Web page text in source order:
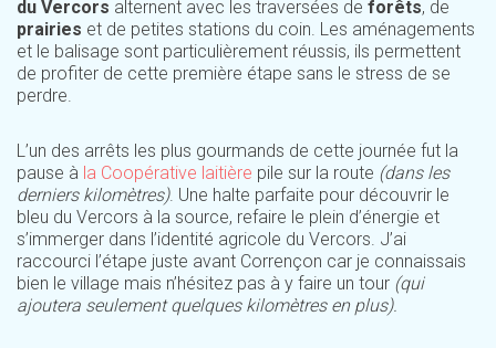
du Vercors alternent avec les traversées de forêts, de
prairies et de petites stations du coin. Les aménagements
et le balisage sont particulièrement réussis, ils permettent
de profiter de cette première étape sans le stress de se
perdre.
L’un des arrêts les plus gourmands de cette journée fut la
pause à la Coopérative laitière pile sur la route (dans les
derniers kilomètres). Une halte parfaite pour découvrir le
bleu du Vercors à la source, refaire le plein d’énergie et
s’immerger dans l’identité agricole du Vercors. J’ai
raccourci l’étape juste avant Corrençon car je connaissais
bien le village mais n’hésitez pas à y faire un tour (qui
ajoutera seulement quelques kilomètres en plus).